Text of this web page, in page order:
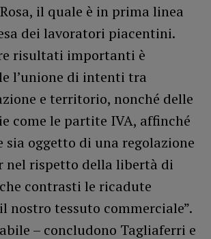
il quale è in prima linea
dei lavoratori piacentini.
risultati importanti è
l’unione di intenti tra
e territorio, nonché delle
come le partite IVA, affinché
sia oggetto di una regolazione
nel rispetto della libertà di
contrasti le ricadute
nostro tessuto commerciale”.
– concludono Tagliaferri e